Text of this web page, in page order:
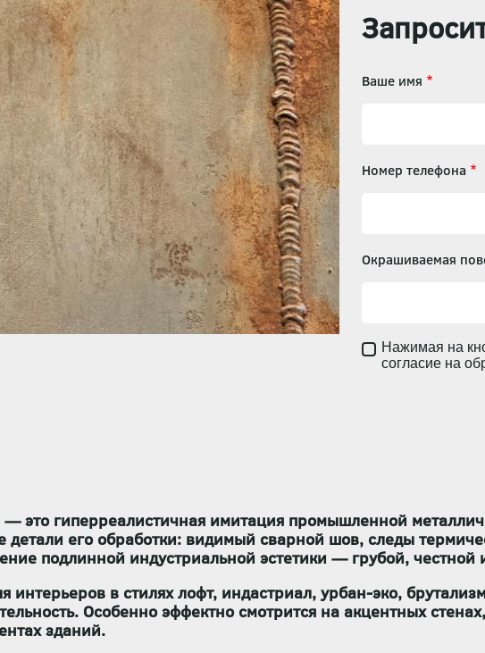
Ваше имя
Номер телефона
Окрашиваемая
Нажимая на
согласие на
это гиперреалистичная имитация промышленной
детали его обработки: видимый сварной шов, следы
подлинной индустриальной эстетики — грубой, честной
интерьеров в стиляхлофт, индастриал, урбан-эко,
. Особенно эффектно смотрится на акцентных
зданий.